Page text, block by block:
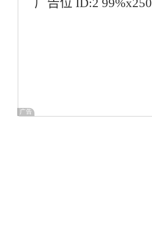
广告位 ID:2 99%x250
广告